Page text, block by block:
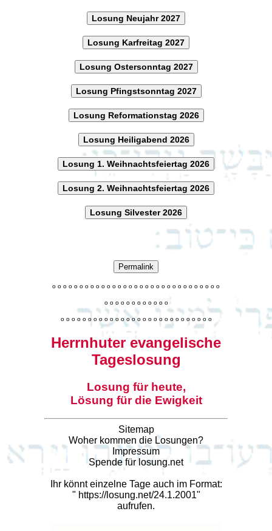
Losung Neujahr 2027
Losung Karfreitag 2027
Losung Ostersonntag 2027
Losung Pfingstsonntag 2027
Losung Reformationstag 2026
Losung Heiligabend 2026
Losung 1. Weihnachtsfeiertag 2026
Losung 2. Weihnachtsfeiertag 2026
Losung Silvester 2026
Permalink
o o o o o o o o o o o o o o o o o o o o o o o o o o o o o o o
o o o o o o o o o o o o
o o o o o o o o o o o o o o o o o o o o o o o o o o o o
Herrnhuter evangelische
Tageslosung
Losung für heute,
Lösung für die Ewigkeit
Sitemap
Woher kommen die Losungen?
Impressum
Spende für losung.net
Ihr könnt einzelne Tage auch im Format:
" https://losung.net/24.1.2001"
aufrufen.